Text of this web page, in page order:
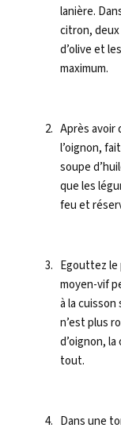
lanière.
citron, deux
d’olive et
maximum.
Après avoir
l’oignon,
soupe
que les
feu et
Egouttez le
moyen-vif
à la
n’est plus
d’oignon,
tout.
Dans une